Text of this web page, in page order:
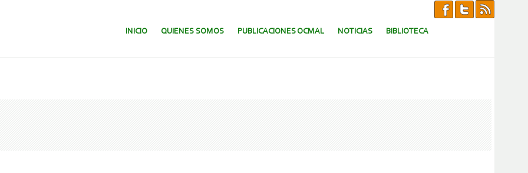
SALTAR AL CONTENIDO.
INICIO QUIENES SOMOS PUBLICACIONES OCMAL NOTICIAS BIBLIOTECA